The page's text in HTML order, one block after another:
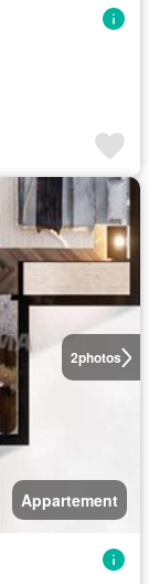
2photos
Appartement